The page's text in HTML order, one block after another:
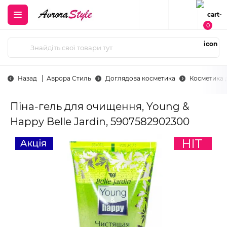
0
Назад Аврора Стиль Доглядова косметика Косметика
Піна-гель для очищення, Young &
Happy Belle Jardin, 5907582902300